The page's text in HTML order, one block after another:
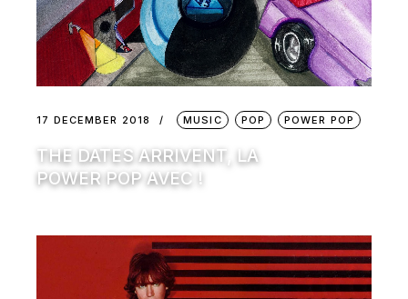
17 DECEMBER 2018 MUSIC POP POWER POP
THE DATES ARRIVENT, LA
POWER POP AVEC !